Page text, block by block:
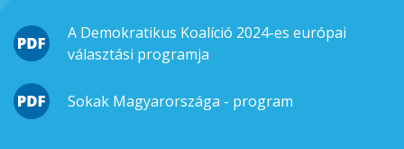
A Demokratikus Koalíció 2024-es európai
választási programja
Sokak Magyarországa - program